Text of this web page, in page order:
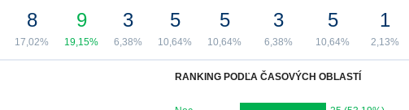
8
17,02%
9
19,15%
3
6,38%
5
10,64%
5
10,64%
3
6,38%
5
10,64%
1
2,13%
RANKING PODĽA ČASOVÝCH OBLASTÍ